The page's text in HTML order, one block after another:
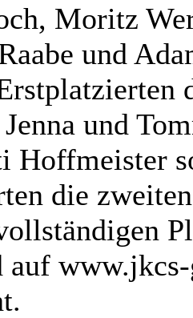
Moritz
und
und
Hoffmeister
die
auf